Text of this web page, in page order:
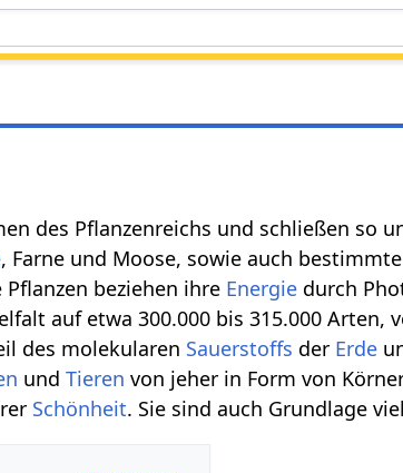
des Pflanzenreichs und schließen so
, Farne und Moose, sowie auch
beziehen ihre Energie durch
auf etwa 300.000 bis 315.000 Arten,
des molekularen Sauerstoffs der Erde
undTieren von jeher in Form von
Schönheit. Sie sind auch Grundlage